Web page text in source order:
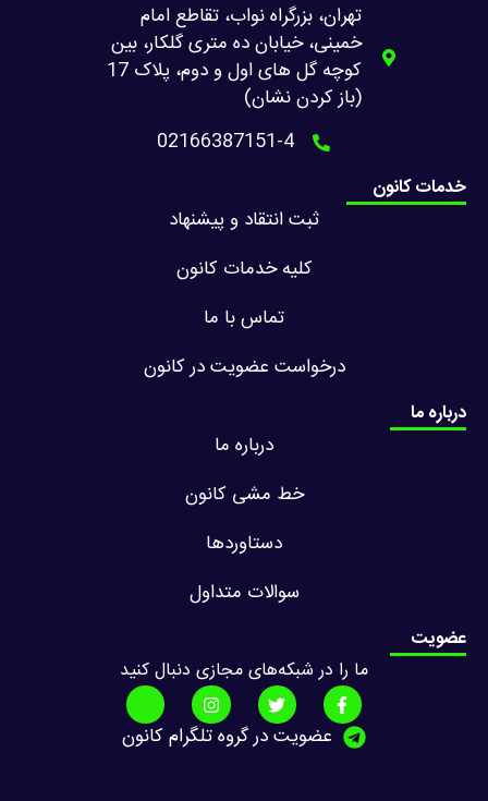
تهران، بزرگراه نواب، تقاطع امام
خمینی، خیابان ده متری گلکار، بین
کوچه گل های اول و دوم، پلاک 17
(باز کردن نشان)
02166387151-4
خدمات کانون
ثبت انتقاد و پیشنهاد
کلیه خدمات کانون
تماس با ما
درخواست عضویت در کانون
درباره ما
درباره ما
خط مشی کانون
دستاوردها
سوالات متداول
عضویت
ما را در شبکه‌های مجازی دنبال کنید
عضویت در گروه تلگرام کانون